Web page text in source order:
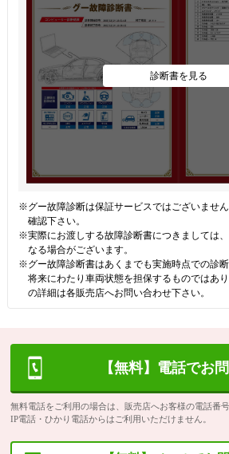
診断書を見る
※グー故障診断は保証サービスではございませ
確認下さい。
※実際にお渡しする故障診断書につきましては
なる場合がございます。
※グー故障診断書はあくまでも実施時点での診断
将来にわたり車両状態を担保するものではあ
の詳細は各販売店へお問い合わせ下さい。
【無料】電話でお
無料電話をご利用の場合は、販売店へお客様の電話番
IP電話・ひかり電話からはご利用いただけません。